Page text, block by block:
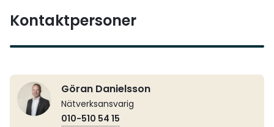
Kontaktpersoner
Göran Danielsson
Nätverksansvarig
010-510 54 15